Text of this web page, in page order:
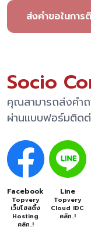
ส่งคำขอในการ
Socio
คุณสามารถส่งคำ
ผ่านแบบฟอร์มติดต่
Facebook
Topvery
เว็บโฮสติ้ง
Hosting
คลิก..!
Line
Topvery
Cloud IDC
คลิก..!